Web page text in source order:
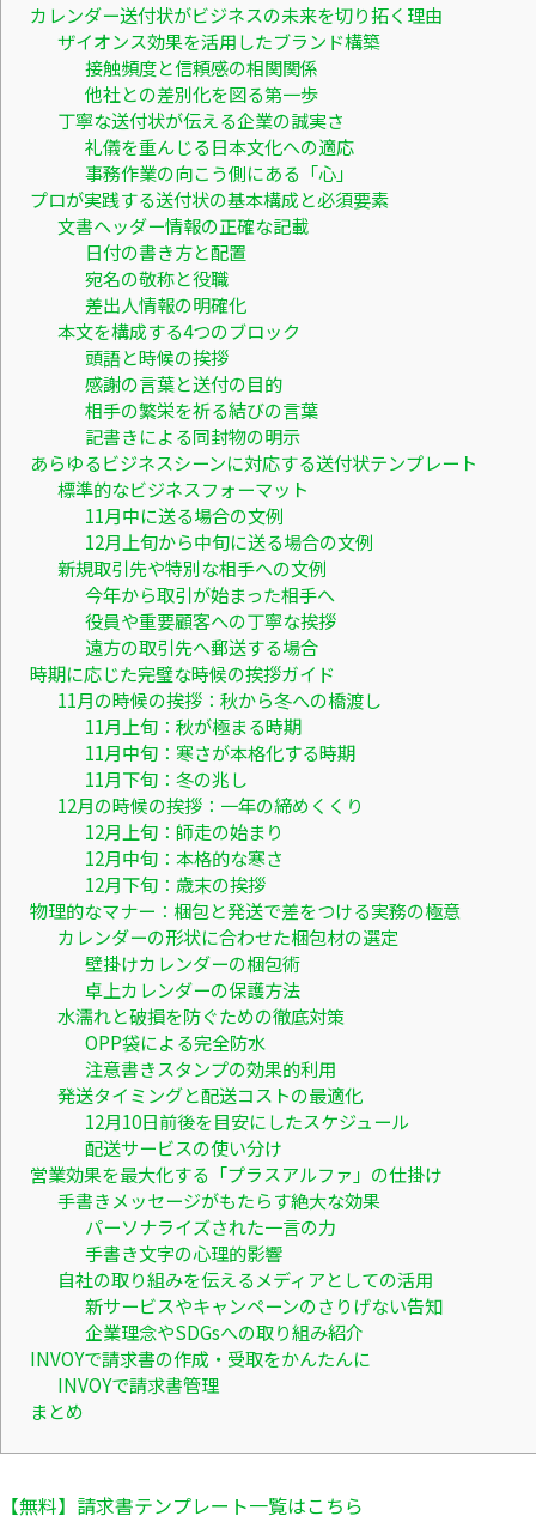
カレンダー送付状がビジネスの未来を切り拓く理由
ザイオンス効果を活用したブランド構築
接触頻度と信頼感の相関関係
他社との差別化を図る第一歩
丁寧な送付状が伝える企業の誠実さ
礼儀を重んじる日本文化への適応
事務作業の向こう側にある「心」
プロが実践する送付状の基本構成と必須要素
文書ヘッダー情報の正確な記載
日付の書き方と配置
宛名の敬称と役職
差出人情報の明確化
本文を構成する4つのブロック
頭語と時候の挨拶
感謝の言葉と送付の目的
相手の繁栄を祈る結びの言葉
記書きによる同封物の明示
あらゆるビジネスシーンに対応する送付状テンプレート
標準的なビジネスフォーマット
11月中に送る場合の文例
12月上旬から中旬に送る場合の文例
新規取引先や特別な相手への文例
今年から取引が始まった相手へ
役員や重要顧客への丁寧な挨拶
遠方の取引先へ郵送する場合
時期に応じた完璧な時候の挨拶ガイド
11月の時候の挨拶：秋から冬への橋渡し
11月上旬：秋が極まる時期
11月中旬：寒さが本格化する時期
11月下旬：冬の兆し
12月の時候の挨拶：一年の締めくくり
12月上旬：師走の始まり
12月中旬：本格的な寒さ
12月下旬：歳末の挨拶
物理的なマナー：梱包と発送で差をつける実務の極意
カレンダーの形状に合わせた梱包材の選定
壁掛けカレンダーの梱包術
卓上カレンダーの保護方法
水濡れと破損を防ぐための徹底対策
OPP袋による完全防水
注意書きスタンプの効果的利用
発送タイミングと配送コストの最適化
12月10日前後を目安にしたスケジュール
配送サービスの使い分け
営業効果を最大化する「プラスアルファ」の仕掛け
手書きメッセージがもたらす絶大な効果
パーソナライズされた一言の力
手書き文字の心理的影響
自社の取り組みを伝えるメディアとしての活用
新サービスやキャンペーンのさりげない告知
企業理念やSDGsへの取り組み紹介
INVOYで請求書の作成・受取をかんたんに
INVOYで請求書管理
まとめ
【無料】請求書テンプレート一覧はこちら